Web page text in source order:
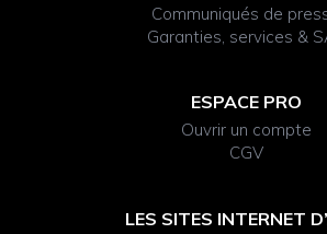
Communiqués de
Garanties, services &
ESPACE PRO
Ouvrir un compte
CGV
LES SITES INTERNET